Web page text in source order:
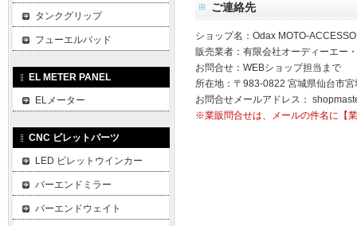
ご連絡先
ショップ名：Odax MOTO-
販売業者：有限会社オーディーエー
お問合せ：WEBショップ担当まで
所在地：〒983-0822 宮城県仙台市
お問合せメールアドレス：
※業販問合せは、メールの件名に【
タンクグリップ
フューエルパッド
EL METER PANEL
ELメーター
CNC ビレットパーツ
LED ビレットウインカー
バーエンドミラー
バーエンドウェイト